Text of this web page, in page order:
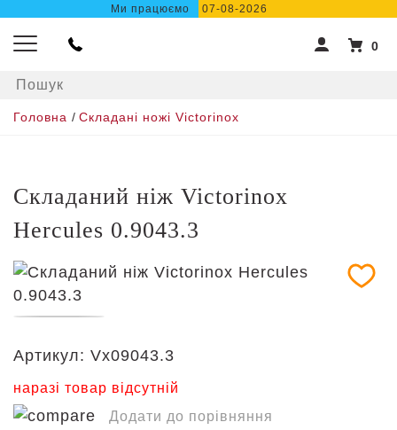
Ми працюємо 07-08-2026
0
Головна / Складані ножі Victorinox
Складаний ніж Victorinox
Hercules 0.9043.3
Артикул: Vx09043.3
наразі товар відсутній
Додати до порівняння